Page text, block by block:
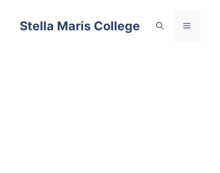
content
Stella Maris College Menu